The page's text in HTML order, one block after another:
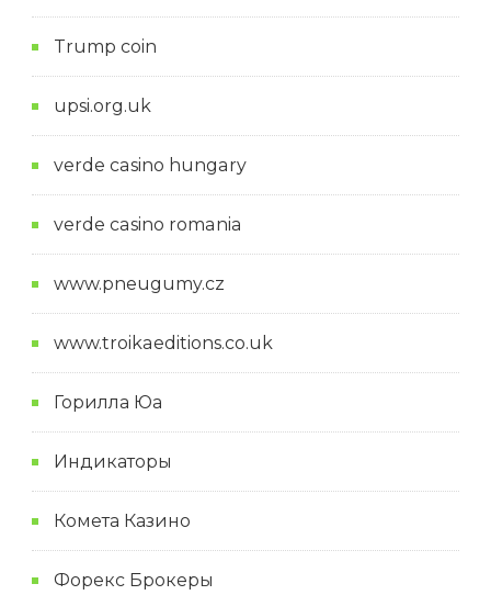
Trump coin
upsi.org.uk
verde casino hungary
verde casino romania
www.pneugumy.cz
www.troikaeditions.co.uk
Горилла Юа
Индикаторы
Комета Казино
Форекс Брокеры